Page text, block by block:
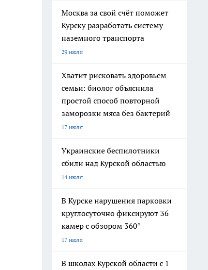
Москва за свой счёт поможет
Курску разработать систему
наземного транспорта
29 июля
Хватит рисковать здоровьем
семьи: биолог объяснила
простой способ повторной
заморозки мяса без бактерий
17 июля
Украинские беспилотники
сбили над Курской областью
14 июля
В Курске нарушения парковки
круглосуточно фиксируют 36
камер с обзором 360°
17 июля
В школах Курской области с 1